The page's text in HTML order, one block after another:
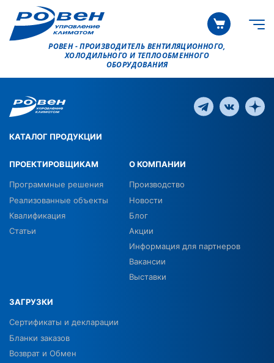
РОВЕН - ПРОИЗВОДИТЕЛЬ ВЕНТИЛЯЦИОННОГО,
ХОЛОДИЛЬНОГО И ТЕПЛООБМЕННОГО
ОБОРУДОВАНИЯ
КАТАЛОГ ПРОДУКЦИИ
ПРОЕКТИРОВЩИКАМ
Программные решения
Реализованные объекты
Квалификация
Статьи
О КОМПАНИИ
Производство
Новости
Блог
Акции
Информация для партнеров
Вакансии
Выставки
ЗАГРУЗКИ
Сертификаты и декларации
Бланки заказов
Возврат и Обмен